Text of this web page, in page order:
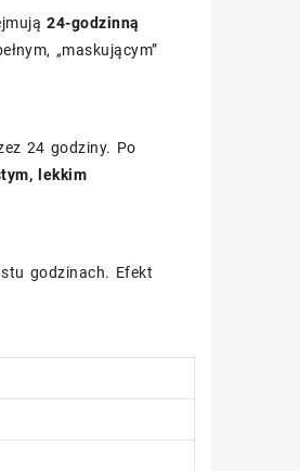
24-godzinną
„maskującym”
24 godziny. Po
lekkim
godzinach. Efekt